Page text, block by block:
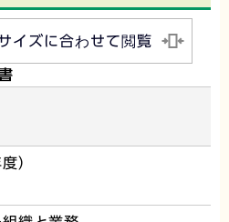
イズに合わせて閲覧
）